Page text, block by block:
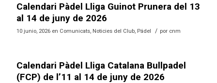
Calendari Pàdel Lliga Guinot Prunera del 13
al 14 de juny de 2026
10 junio, 2026 en Comunicats, Noticies del Club, Pádel / por cnm
Calendari Pàdel Lliga Catalana Bullpadel
(FCP) de l’11 al 14 de juny de 2026